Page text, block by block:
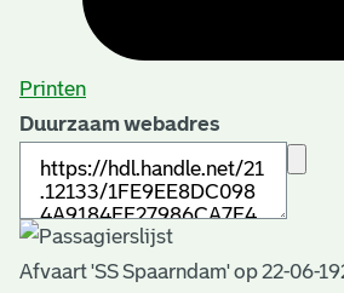
Printen
Duurzaam webadres
Afvaart 'SS Spaarndam' op 22-06-